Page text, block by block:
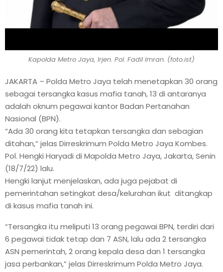
Kapolda Metro Jaya, Irjen. Pol. Fadil Imran. (foto.ist)
JAKARTA – Polda Metro Jaya telah menetapkan 30 orang
sebagai tersangka kasus mafia tanah, 13 di antaranya
adalah oknum pegawai kantor Badan Pertanahan
Nasional (BPN).
“Ada 30 orang kita tetapkan tersangka dan sebagian
ditahan,” jelas Dirreskrimum Polda Metro Jaya Kombes.
Pol. Hengki Haryadi di Mapolda Metro Jaya, Jakarta, Senin
(18/7/22) lalu.
Hengki lanjut menjelaskan, ada juga pejabat di
pemerintahan setingkat desa/kelurahan ikut ditangkap
di kasus mafia tanah ini.
“Tersangka itu meliputi 13 orang pegawai BPN, terdiri dari
6 pegawai tidak tetap dan 7 ASN, lalu ada 2 tersangka
ASN pemerintah, 2 orang kepala desa dan 1 tersangka
jasa perbankan,” jelas Dirreskrimum Polda Metro Jaya.